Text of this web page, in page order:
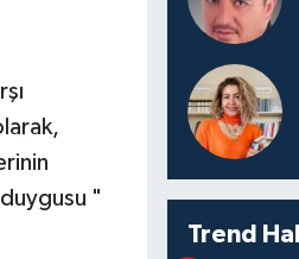
"
Trend